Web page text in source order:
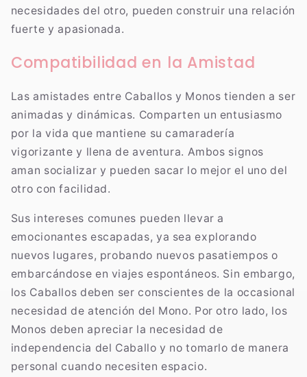
necesidades del otro, pueden construir una relación
fuerte y apasionada.
Compatibilidad en la Amistad
Las amistades entre Caballos y Monos tienden a ser
animadas y dinámicas. Comparten un entusiasmo
por la vida que mantiene su camaradería
vigorizante y llena de aventura. Ambos signos
aman socializar y pueden sacar lo mejor el uno del
otro con facilidad.
Sus intereses comunes pueden llevar a
emocionantes escapadas, ya sea explorando
nuevos lugares, probando nuevos pasatiempos o
embarcándose en viajes espontáneos. Sin embargo,
los Caballos deben ser conscientes de la occasional
necesidad de atención del Mono. Por otro lado, los
Monos deben apreciar la necesidad de
independencia del Caballo y no tomarlo de manera
personal cuando necesiten espacio.